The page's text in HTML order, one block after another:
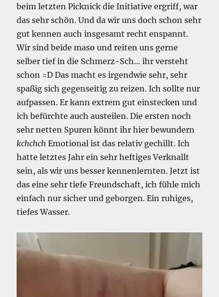
beim letzten Picknick die Initiative ergriff, war
das sehr schön. Und da wir uns doch schon sehr
gut kennen auch insgesamt recht enspannt.
Wir sind beide maso und reiten uns gerne
selber tief in die Schmerz-Sch… ihr versteht
schon =D Das macht es irgendwie sehr, sehr
spaßig sich gegenseitig zu reizen. Ich sollte nur
aufpassen. Er kann extrem gut einstecken und
ich befürchte auch austeilen. Die ersten noch
sehr netten Spuren könnt ihr hier bewundern
kchchch Emotional ist das relativ gechillt. Ich
hatte letztes Jahr ein sehr heftiges Verknallt
sein, als wir uns besser kennenlernten. Jetzt ist
das eine sehr tiefe Freundschaft, ich fühle mich
einfach nur sicher und geborgen. Ein ruhiges,
tiefes Wasser.